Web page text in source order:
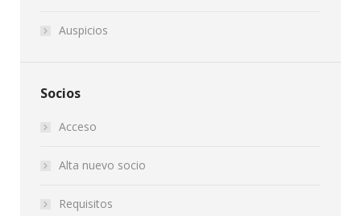
Auspicios
Socios
Acceso
Alta nuevo socio
Requisitos